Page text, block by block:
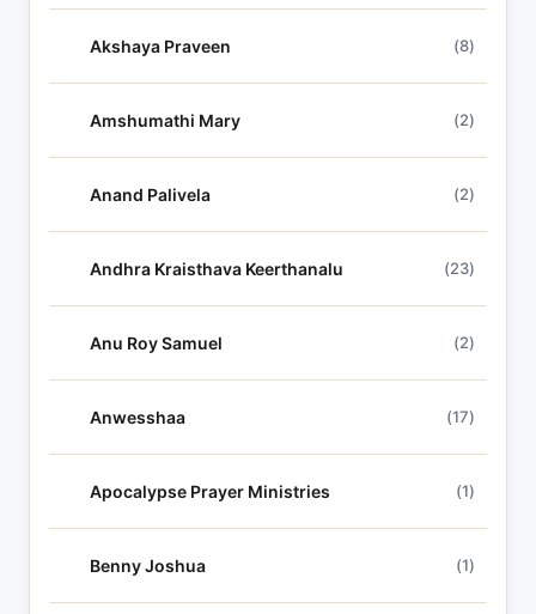
y
Akshaya Praveen (8)
Amshumathi Mary (2)
Anand Palivela (2)
Andhra Kraisthava Keerthanalu (23)
Anu Roy Samuel (2)
Anwesshaa (17)
Apocalypse Prayer Ministries (1)
Benny Joshua (1)